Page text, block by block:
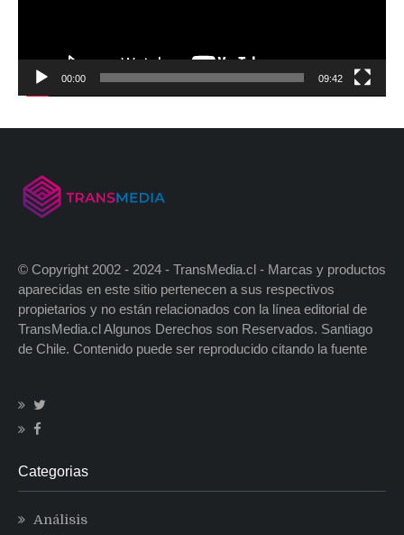
00:00 09:42
© Copyright 2002 - 2024 - TransMedia.cl - Marcas y productos
aparecidas en este sitio pertenecen a sus respectivos
propietarios y no están relacionados con la línea editorial de
TransMedia.cl Algunos Derechos son Reservados. Santiago
de Chile. Contenido puede ser reproducido citando la fuente
Categorias
Análisis